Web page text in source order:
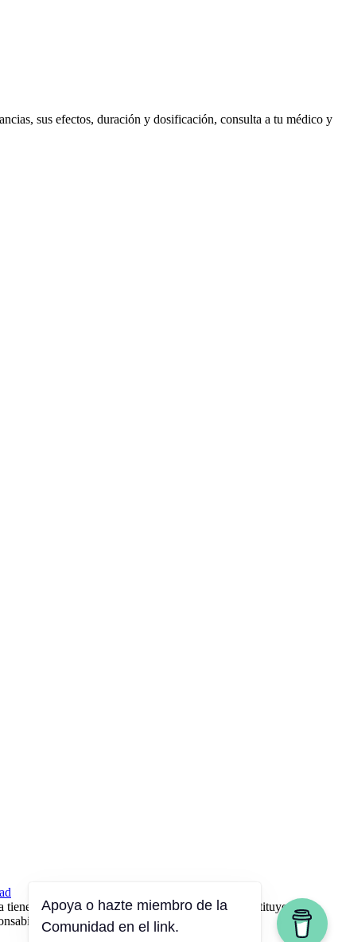
sus efectos, duración y dosificación, consulta a tu médico y
carácter exclusivamente informativo y no sustituye el
exclusiva del usuario.